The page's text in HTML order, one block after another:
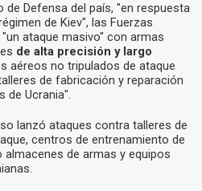
de Defensa del país, "en respuesta
de Kiev", las Fuerzas
ataque masivo" con armas
de alta precisión y largo
aéreos no tripulados de ataque
de fabricación y reparación
de Ucrania".
lanzó ataques contra talleres de
centros de entrenamiento de
de armas y equipos